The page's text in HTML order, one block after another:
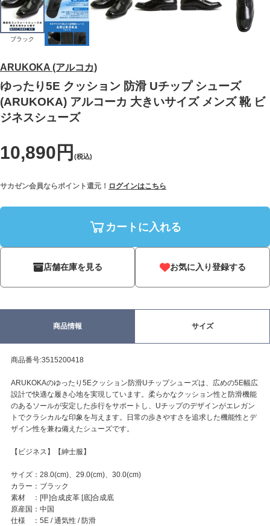
ARUKOKA (アルコカ)
ゆったり5E クッション 防滑 Uチップ シューズ
(ARUKOKA) アルコーカ 大きいサイズ メンズ 靴 ビ
ジネスシューズ
10,890円 (税込)
サカゼン会員ならポイント還元！ ログインはこちら
カートに入れる
店舗在庫を見る お気に入り登録する
ブラック
商品情報 サイズ
商品番号:3515200418
ARUKOKAのゆったり5Eクッション防滑Uチップシューズは、広めの5E幅広
設計で快適な履き心地を実現しています。柔らかなクッション性と防滑機能
のあるソールが安定した歩行をサポートし、Uチップのデザインがエレガン
トでクラシカルな印象を与えます。日常の歩きやすさを追求した機能性とデ
ザイン性を兼ね備えたシューズです。
【ビジネス】【紳士服】
サイズ：28.0(cm)、29.0(cm)、30.0(cm)
カラー：ブラック
素材 ：[甲]合成皮革 [底]合成底
原産国：中国
仕様 ：5E / 通気性 / 防滑